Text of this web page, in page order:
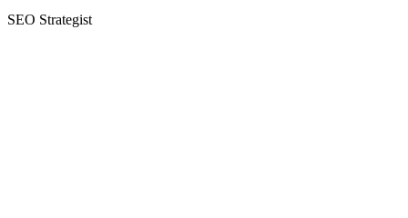
SEO Strategist